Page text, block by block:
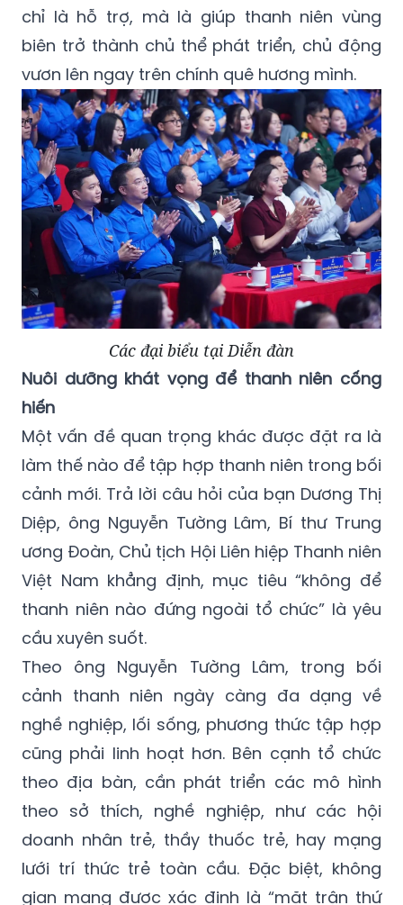
chỉ là hỗ trợ, mà là giúp thanh niên vùng
biên trở thành chủ thể phát triển, chủ động
vươn lên ngay trên chính quê hương mình.
Các đại biểu tại Diễn đàn
Nuôi dưỡng khát vọng để thanh niên cống
hiến
Một vấn đề quan trọng khác được đặt ra là
làm thế nào để tập hợp thanh niên trong bối
cảnh mới. Trả lời câu hỏi của bạn Dương Thị
Diệp, ông Nguyễn Tường Lâm, Bí thư Trung
ương Đoàn, Chủ tịch Hội Liên hiệp Thanh niên
Việt Nam khẳng định, mục tiêu “không để
thanh niên nào đứng ngoài tổ chức” là yêu
cầu xuyên suốt.
Theo ông Nguyễn Tường Lâm, trong bối
cảnh thanh niên ngày càng đa dạng về
nghề nghiệp, lối sống, phương thức tập hợp
cũng phải linh hoạt hơn. Bên cạnh tổ chức
theo địa bàn, cần phát triển các mô hình
theo sở thích, nghề nghiệp, như các hội
doanh nhân trẻ, thầy thuốc trẻ, hay mạng
lưới trí thức trẻ toàn cầu. Đặc biệt, không
gian mạng được xác định là “mặt trận thứ